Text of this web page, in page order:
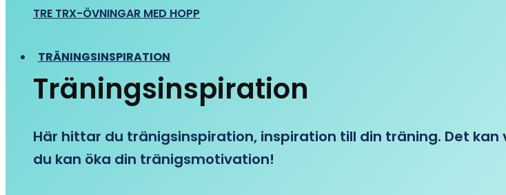
TRE TRX-ÖVNINGAR MED HOPP
TRÄNINGSINSPIRATION
Träningsinspiration
Här hittar du tränigsinspiration, inspiration till din träning. Det
du kan öka din tränigsmotivation!